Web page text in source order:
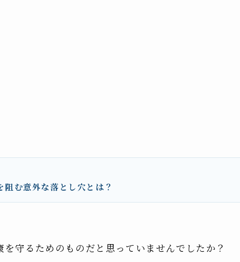
む意外な落とし穴とは？
守るためのものだと思っていませんでしたか？